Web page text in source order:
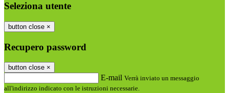
Seleziona utente
button close ×
Recupero password
button close ×
E-mail Verrà inviato un messaggio
all'indirizzo indicato con le istruzioni necessarie.